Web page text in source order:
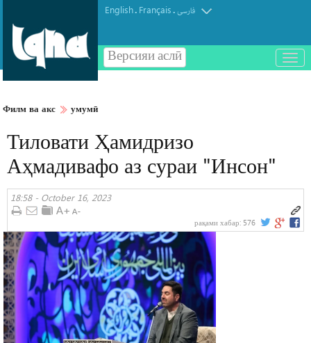
English. Français.فارسی
Версияи аслӣ
باز
و
Филм ва акс умумӣ
Тиловати Ҳамидризо
Аҳмадивафо аз сураи "Инсон"
18:58 - October 16, 2023
рақами хабар: 576